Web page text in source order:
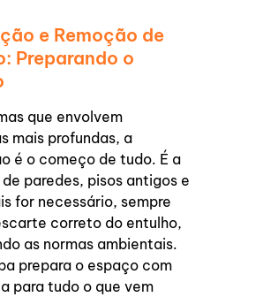
e Remoção de
Preparando o
que envolvem
mais profundas, a
é o começo de tudo. É a
paredes, pisos antigos e
for necessário, sempre
correto do entulho,
as normas ambientais.
prepara o espaço com
para tudo o que vem